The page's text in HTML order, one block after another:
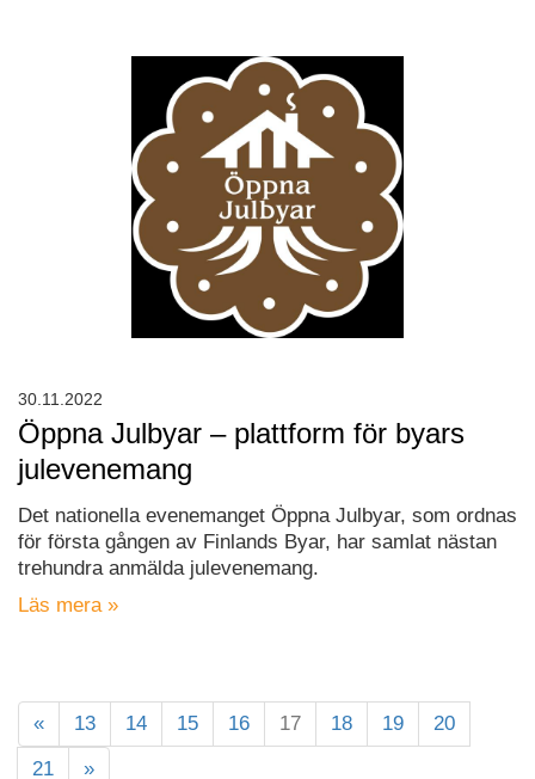
Öppna Julbyar – plattform för byars
julevenemang
Det nationella evenemanget Öppna Julbyar, som ordnas
för första gången av Finlands Byar, har samlat nästan
trehundra anmälda julevenemang.
Läs mera »
30.11.2022
« 13 14 15 16 17 18 19
20
21
»